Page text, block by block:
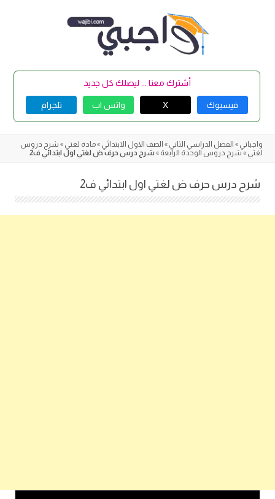
أشترك معنا ... ليصلك كل جديد
فيسبوك X واتس اب تلجرام
واجباتي » الفصل الدراسي الثاني » الصف الاول الابتدائي »مادة لغتي » شرح دروس
لغتي » شرح دروس الوحدة الرابعة » شرح درس حرف ض لغتي اول ابتدائي ف2
شرح درس حرف ض لغتي اول ابتدائي ف2